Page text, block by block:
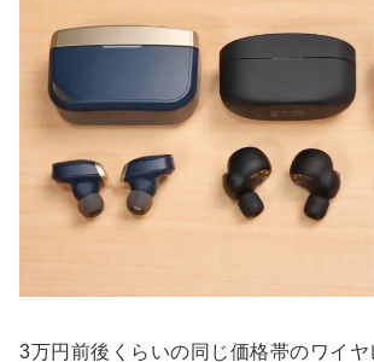
3万円前後くらいの同じ価格帯のワイ